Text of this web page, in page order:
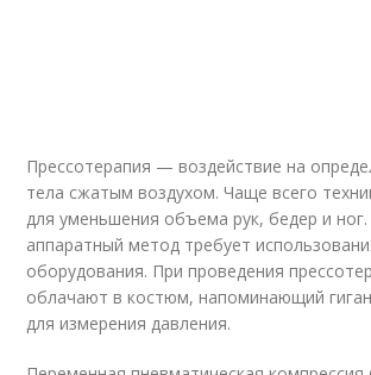
Прессотерапия — воздействие на
тела сжатым воздухом. Чаще всего
для уменьшения объема рук, бедер и
аппаратный метод требует
оборудования. При проведения
облачают в костюм, напоминающий
для измерения давления.